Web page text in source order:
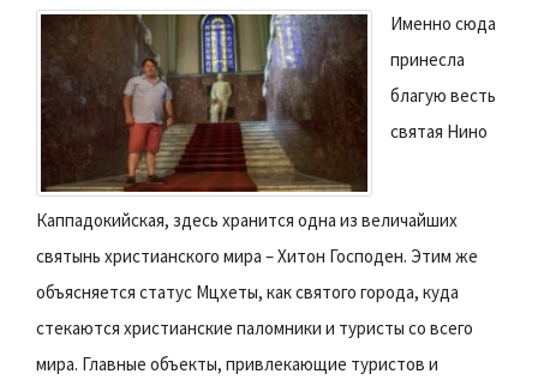
Именно сюда
принесла
благую весть
святая Нино
Каппадокийская, здесь хранится одна из величайших
святынь христианского мира – Хитон Господен. Этим же
объясняется статус Мцхеты, как святого города, куда
стекаются христианские паломники и туристы со всего
мира. Главные объекты, привлекающие туристов и